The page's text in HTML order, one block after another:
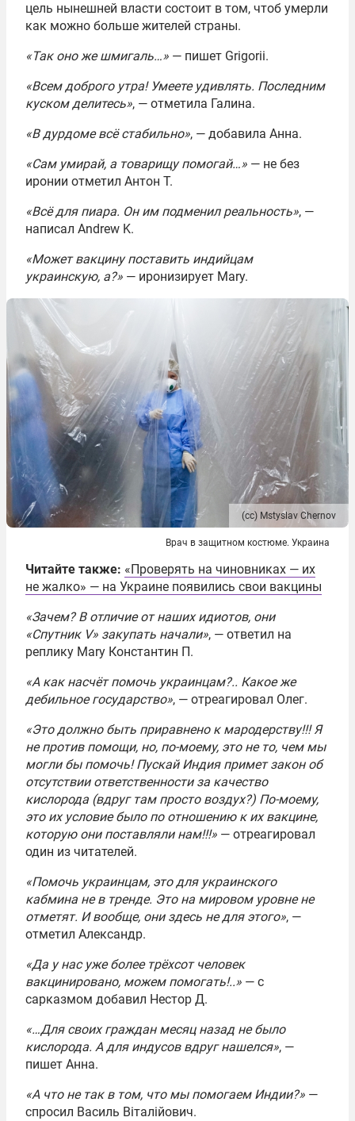
цель нынешней власти состоит в том, чтоб умерли
как можно больше жителей страны.
«Так оно же шмигаль…» — пишет Grigorii.
«Всем доброго утра! Умеете удивлять. Последним
куском делитесь», — отметила Галина.
«В дурдоме всё стабильно», — добавила Анна.
«Сам умирай, а товарищу помогай…» — не без
иронии отметил Антон Т.
«Всё для пиара. Он им подменил реальность», —
написал Andrew K.
«Может вакцину поставить индийцам
украинскую, а?» — иронизирует Mary.
(сс) Mstyslav Chernov
Врач в защитном костюме. Украина
Читайте также: «Проверять на чиновниках — их
не жалко» — на Украине появились свои вакцины
«Зачем? В отличие от наших идиотов, они
«Спутник V» закупать начали», — ответил на
реплику Mary Константин П.
«А как насчёт помочь украинцам?.. Какое же
дебильное государство», — отреагировал Олег.
«Это должно быть приравнено к мародерству!!! Я
не против помощи, но, по-моему, это не то, чем мы
могли бы помочь! Пускай Индия примет закон об
отсутствии ответственности за качество
кислорода (вдруг там просто воздух?) По-моему,
это их условие было по отношению к их вакцине,
которую они поставляли нам!!!» — отреагировал
один из читателей.
«Помочь украинцам, это для украинского
кабмина не в тренде. Это на мировом уровне не
отметят. И вообще, они здесь не для этого», —
отметил Александр.
«Да у нас уже более трёхсот человек
вакцинировано, можем помогать!..» — с
сарказмом добавил Нестор Д.
«…Для своих граждан месяц назад не было
кислорода. А для индусов вдруг нашелся», —
пишет Анна.
«А что не так в том, что мы помогаем Индии?» —
спросил Василь Віталійович.